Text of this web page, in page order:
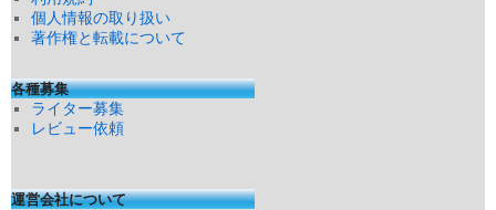
個人情報の取り扱い
著作権と転載について
各種募集
ライター募集
レビュー依頼
運営会社について